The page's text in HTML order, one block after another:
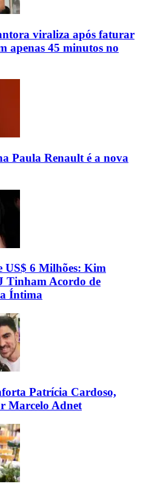
viraliza após faturar
apenas 45 minutos no
Paula Renault é a nova
US$ 6 Milhões: Kim
Tinham Acordo de
Íntima
Patrícia Cardoso,
Marcelo Adnet